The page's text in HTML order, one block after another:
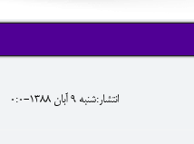
انتشار:شنبه 9 آبان 1388-0:0